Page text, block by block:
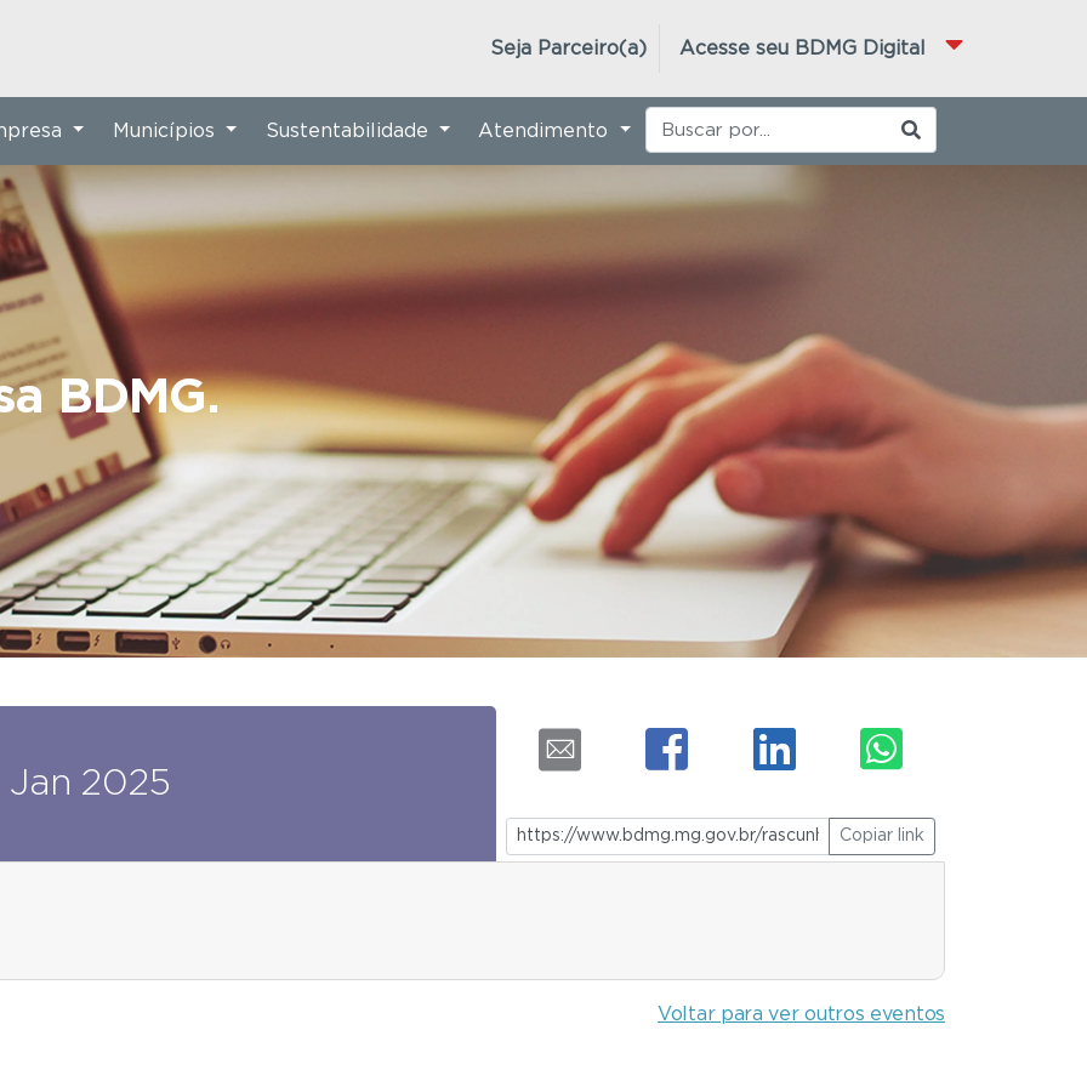
Acesse seu BDMG Digital
Seja Parceiro(a)
BDMG.
Municípios Sustentabilidade Atendimento
Jan 2025
Copiar link
Voltar para ver outros eventos